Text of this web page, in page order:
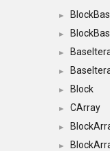
►
►
►
►
► Block
► CArray
►
►